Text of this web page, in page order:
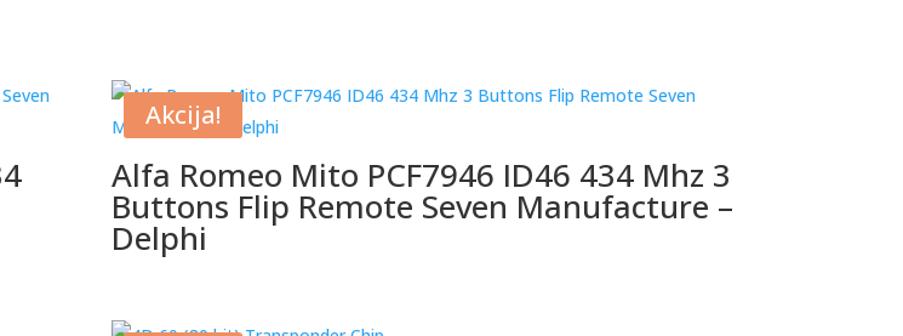
Akcija!
Alfa Romeo Mito PCF7946 ID46 434 Mhz 3
Buttons Flip Remote Seven Manufacture –
Delphi